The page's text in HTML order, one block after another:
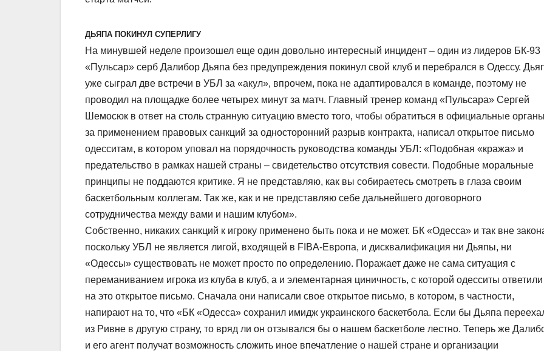
ДЬЯПА ПОКИНУЛ СУПЕРЛИГУ
На минувшей неделе произошел еще один довольно интересный инцидент – один из лидеров БК-93
«Пульсар» серб Далибор Дьяпа без предупреждения покинул свой клуб и перебрался в Одессу.
уже сыграл две встречи в УБЛ за «акул», впрочем, пока не адаптировался в команде, поэтому не
проводил на площадке более четырех минут за матч. Главный тренер команд «Пульсара» Сергей
Шемосюк в ответ на столь странную ситуацию вместо того, чтобы обратиться в официальные органы
за применением правовых санкций за односторонний разрыв контракта, написал открытое письмо
одесситам, в котором уповал на порядочность руководства команды УБЛ: «Подобная «кража» и
предательство в рамках нашей страны – свидетельство отсутствия совести. Подобные моральные
принципы не поддаются критике. Я не представляю, как вы собираетесь смотреть в глаза своим
баскетбольным коллегам. Так же, как и не представляю себе дальнейшего договорного
сотрудничества между вами и нашим клубом».
Собственно, никаких санкций к игроку применено быть пока и не может. БК «Одесса» и так вне
поскольку УБЛ не является лигой, входящей в FIBA-Европа, и дисквалификация ни Дьяпы, ни
«Одессы» существовать не может просто по определению. Поражает даже не сама ситуация с
переманиванием игрока из клуба в клуб, а и элементарная циничность, с которой одесситы ответили
на это открытое письмо. Сначала они написали свое открытое письмо, в котором, в частности,
напирают на то, что «БК «Одесса» сохранил имидж украинского баскетбола. Если бы Дьяпа
из Ривне в другую страну, то вряд ли он отзывался бы о нашем баскетболе лестно. Теперь же
и его агент получат возможность сложить иное впечатление о нашей стране и организации